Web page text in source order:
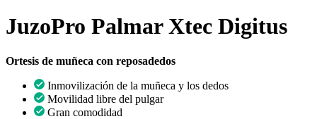
JuzoPro Palmar Xtec Digitus
Ortesis de muñeca con reposadedos
Inmovilización de la muñeca y los dedos
Movilidad libre del pulgar
Gran comodidad